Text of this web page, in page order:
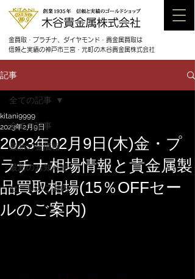
金買取・プラチナ、ダイヤモンド・貴金属買取は
信頼と実績の神戸市三宮・元町の木谷貴金属株式会社
記事
全ての記事
最新の金価格
最新のお知らせ
セールのご案内
全ての記事
2023年02月9日(木)金・プ
ラチナ相場情報と貴金属製
品買取相場(15％OFFセー
ルのご案内)
kitani9999
2023年2月9日